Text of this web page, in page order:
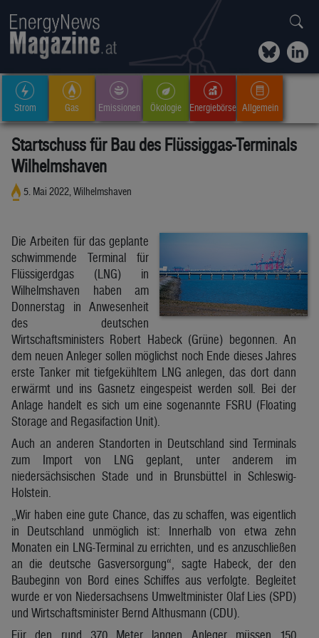
Strom Gas Emissionen Ökologie Energiebörse Allgemein
Startschuss für Bau des Flüssiggas-Terminals
Wilhelmshaven
5. Mai 2022, Wilhelmshaven
Die Arbeiten für das geplante
schwimmende Terminal für
Flüssigerdgas (LNG) in
Wilhelmshaven haben am
Donnerstag in Anwesenheit
des deutschen
Wirtschaftsministers Robert Habeck (Grüne) begonnen. An
dem neuen Anleger sollen möglichst noch Ende dieses Jahres
erste Tanker mit tiefgekühltem LNG anlegen, das dort dann
erwärmt und ins Gasnetz eingespeist werden soll. Bei der
Anlage handelt es sich um eine sogenannte FSRU (Floating
Storage and Regasifaction Unit).
Auch an anderen Standorten in Deutschland sind Terminals
zum Import von LNG geplant, unter anderem im
niedersächsischen Stade und in Brunsbüttel in Schleswig-
Holstein.
„Wir haben eine gute Chance, das zu schaffen, was eigentlich
in Deutschland unmöglich ist: Innerhalb von etwa zehn
Monaten ein LNG-Terminal zu errichten, und es anzuschließen
an die deutsche Gasversorgung“, sagte Habeck, der den
Baubeginn von Bord eines Schiffes aus verfolgte. Begleitet
wurde er von Niedersachsens Umweltminister Olaf Lies (SPD)
und Wirtschaftsminister Bernd Althusmann (CDU).
Für den rund 370 Meter langen Anleger müssen 150